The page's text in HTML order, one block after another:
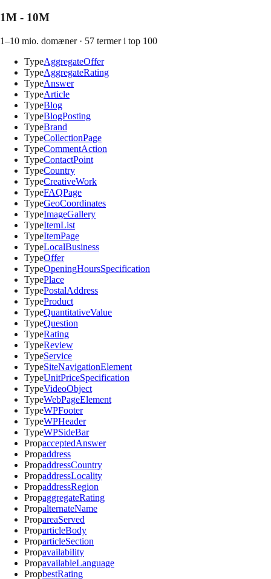
1M - 10M
1–10 mio. domæner· 57 termer i top 100
TypeAggregateOffer
TypeAggregateRating
TypeAnswer
TypeArticle
TypeBlog
TypeBlogPosting
TypeBrand
TypeCollectionPage
TypeCommentAction
TypeContactPoint
TypeCountry
TypeCreativeWork
TypeFAQPage
TypeGeoCoordinates
TypeImageGallery
TypeItemList
TypeItemPage
TypeLocalBusiness
TypeOffer
TypeOpeningHoursSpecification
TypePlace
TypePostalAddress
TypeProduct
TypeQuantitativeValue
TypeQuestion
TypeRating
TypeReview
TypeService
TypeSiteNavigationElement
TypeUnitPriceSpecification
TypeVideoObject
TypeWebPageElement
TypeWPFooter
TypeWPHeader
TypeWPSideBar
PropacceptedAnswer
Propaddress
PropaddressCountry
PropaddressLocality
PropaddressRegion
PropaggregateRating
PropalternateName
PropareaServed
ProparticleBody
ProparticleSection
Propavailability
PropavailableLanguage
PropbestRating